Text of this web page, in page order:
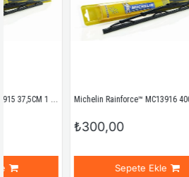
Michelin Rainforce™ MC13916 40CM 1 Adet Universal Telli Silecek